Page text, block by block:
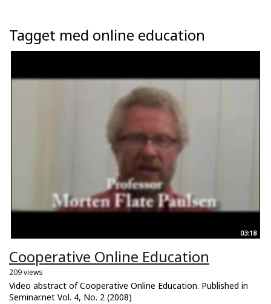
Tagget med online education
03:18
Cooperative Online Education
209 views
Video abstract of Cooperative Online Education. Published in
Seminar.net Vol. 4, No. 2 (2008)